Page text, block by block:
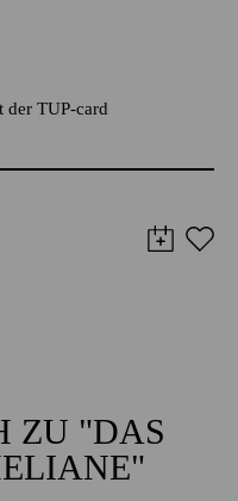
der TUP-card
ZU "DAS